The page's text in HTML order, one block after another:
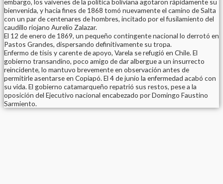
embargo, los vaivenes de la política boliviana agotaron rápidamente su
bienvenida, y hacia fines de 1868 tomó nuevamente el camino de Salta
con un par de centenares de hombres, incitado por el fusilamiento del
caudillo riojano Aurelio Zalazar.
El 12 de enero de 1869, un pequeño contingente nacional lo derrotó en
Pastos Grandes, dispersando definitivamente su tropa.
Enfermo de tisis y carente de apoyo, Varela se refugió en Chile. El
gobierno transandino, poco amigo de dar albergue a un insurrecto
reincidente, lo mantuvo brevemente en observación antes de
permitirle asentarse en Copiapó. El 4 de junio la enfermedad acabó con
su vida. El gobierno catamarqueño repatrió sus restos, pese a la
oposición del Ejecutivo nacional encabezado por Domingo Faustino
Sarmiento.